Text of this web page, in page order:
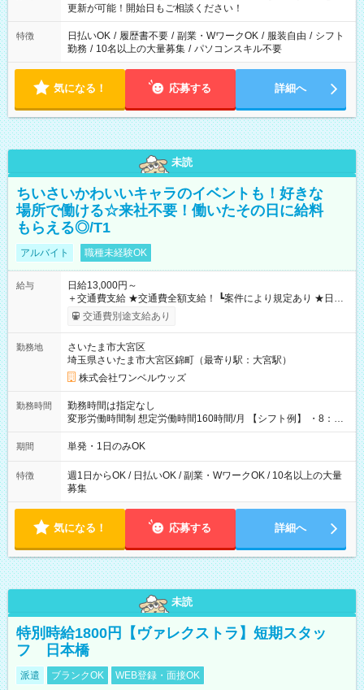
更新が可能！開始日もご相談ください！
特徴 日払いOK / 履歴書不要 / 副業・WワークOK / 服装自由 / シフト
勤務 / 10名以上の大量募集 / パソコンスキル不要
気になる！ 応募する 詳細へ
未読
ちいさいかわいいキャラのイベントも！好きな
場所で働ける☆来社不要！働いたその日に給料
もらえる◎/T1
アルバイト 職種未経験OK
給与
日給13,000円～
＋交通費支給 ★交通費全額支給！ ┗案件により規定あり ★日払
いOK！（規定あり） ┗働いたその日に現金GET♪ お仕事後はコ
ンビニATMから 日払い分を引き落とせます！ 【試用期間】試
交通費別途支給あり
勤務地
さいたま市大宮区
埼玉県さいたま市大宮区錦町（最寄り駅：大宮駅）
株式会社ワンベルウッズ
勤務時間
勤務時間は指定なし
変形労働時間制 想定労働時間160時間/月 【シフト例】 ・8：00
～21：00
期間 単発・1日のみOK
特徴
週1日からOK / 日払いOK / 副業・WワークOK / 10名以上の大量
募集
気になる！ 応募する 詳細へ
未読
特別時給1800円【ヴァレクストラ】短期スタッ
フ 日本橋
派遣 ブランクOK WEB登録・面接OK